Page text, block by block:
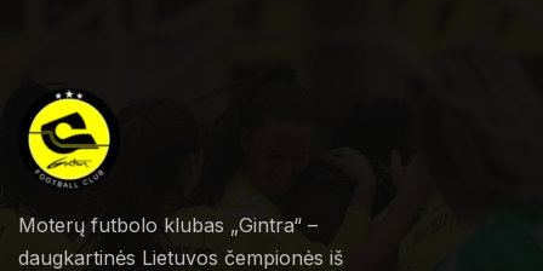
Moterų futbolo klubas „Gintra“ –
daugkartinės Lietuvos čempionės iš